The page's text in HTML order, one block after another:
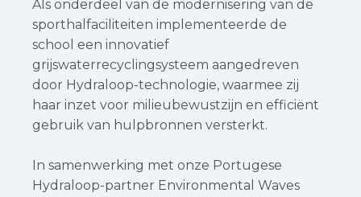
Als onderdeel van de modernisering van de
sporthalfaciliteiten implementeerde de
school een innovatief
grijswaterrecyclingsysteem aangedreven
door Hydraloop-technologie, waarmee zij
haar inzet voor milieubewustzijn en efficiënt
gebruik van hulpbronnen versterkt.
In samenwerking met onze Portugese
Hydraloop-partner Environmental Waves